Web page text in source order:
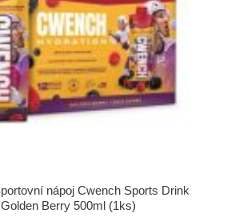
nápoj Cwench Sports Drink
Golden Berry 500ml (1ks)